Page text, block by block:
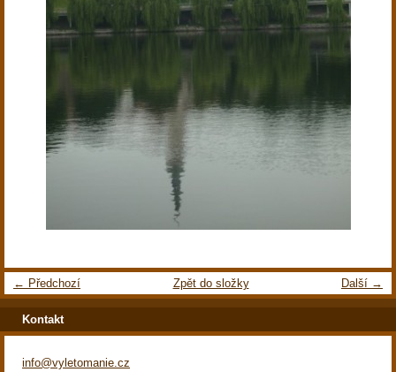
← Předchozí Další →
Zpět do složky
Kontakt
info@vyletomanie.cz